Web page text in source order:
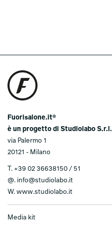
Fuorisalone.it®
è un progetto di Studiolabo S.r.l.
via Palermo 1
20121 - Milano
T. +39 02 36638150 / 51
@. info@studiolabo.it
W. www.studiolabo.it
Media kit